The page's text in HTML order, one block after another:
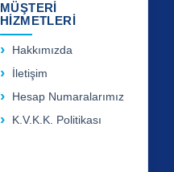
MÜŞTERİ
HİZMETLERİ
Hakkımızda
İletişim
Hesap Numaralarımız
K.V.K.K. Politikası